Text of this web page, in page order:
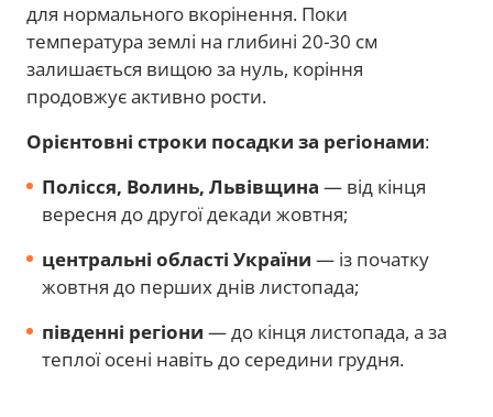
для нормального вкорінення. Поки
температура землі на глибині 20-30 см
залишається вищою за нуль, коріння
продовжує активно рости.
Орієнтовні строки посадки за регіонами:
Полісся, Волинь, Львівщина — від кінця
вересня до другої декади жовтня;
центральні області України — із початку
жовтня до перших днів листопада;
південні регіони — до кінця листопада, а за
теплої осені навіть до середини грудня.